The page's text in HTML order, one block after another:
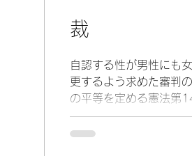
裁
自認する性が男性にも
更するよう求めた審判
の平等を定める憲法第
国会の立法によって行
れています。 当事者（